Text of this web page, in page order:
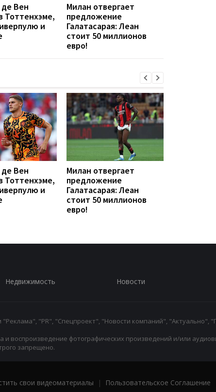
Вен
Тоттенхэме,
и
Милан отвергает
предложение
Галатасарая: Леан
стоит 50 миллионов
евро!
Вен
Тоттенхэме,
и
Милан отвергает
предложение
Галатасарая: Леан
стоит 50 миллионов
евро!
Недвижимость Новости
"PR", "Спецпроект", "Новости компаний", "Актуально",
воспроизведение фотографических произведений и/или
запрещено.
свои видеоматериалы | Пользовательское Соглашение